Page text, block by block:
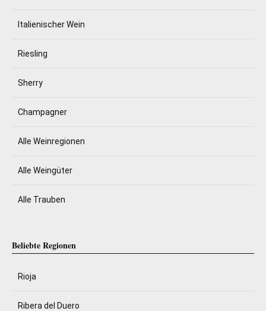
Italienischer Wein
Riesling
Sherry
Champagner
Alle Weinregionen
Alle Weingüter
Alle Trauben
Beliebte Regionen
Rioja
Ribera del Duero